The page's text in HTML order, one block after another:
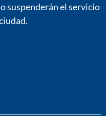
suspenderán el servicio